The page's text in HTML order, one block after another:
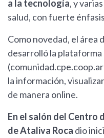
a la tecnología, y
salud, con fuerte
Como novedad, el área
desarrolló la
la información,
de manera online.
En el salón del Centro
de Ataliva Roca dio